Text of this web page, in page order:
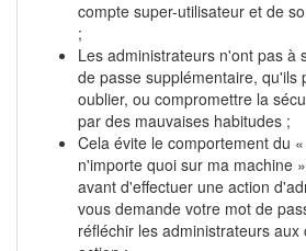
compte super-utilisateur et de
;
Les administrateurs n'ont pas à
de passe supplémentaire, qu'ils
oublier, ou compromettre la
par des mauvaises habitudes ;
Cela évite le comportement du
n'importe quoi sur ma machine
avant d'effectuer une action
vous demande votre mot de
réfléchir les administrateurs